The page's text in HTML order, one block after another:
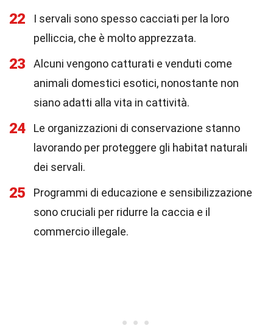
22
I servali sono spesso cacciati per la loro
pelliccia, che è molto apprezzata.
23
Alcuni vengono catturati e venduti come
animali domestici esotici, nonostante non
siano adatti alla vita in cattività.
24
Le organizzazioni di conservazione stanno
lavorando per proteggere gli habitat naturali
dei servali.
25
Programmi di educazione e sensibilizzazione
sono cruciali per ridurre la caccia e il
commercio illegale.